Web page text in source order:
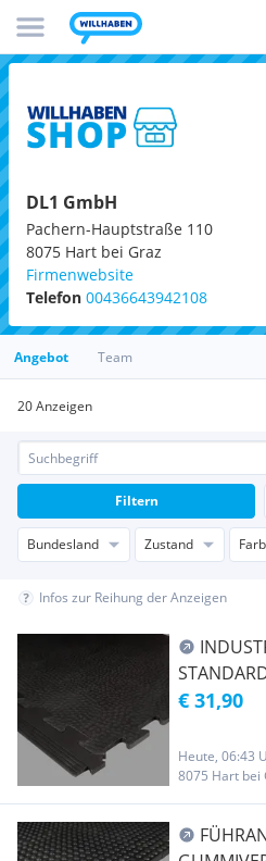
DL1 GmbH
Pachern-Hauptstraße 110
8075 Hart bei Graz
Firmenwebsite
Telefon 00436643942108
Angebot Team
20 Anzeigen
Bundesland Zustand
Filtern
Infos zur Reihung der Anzeigen
€ 31,90
Heute, 06:43
8075 Hart bei